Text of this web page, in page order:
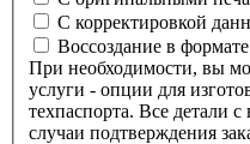
С корректировкой
Воссоздание в
При необходимости, вы
услуги - опции для изготовления и подготовки
техпаспорта. Все детали с вами обсудит менеджер в
случаи подтверждения